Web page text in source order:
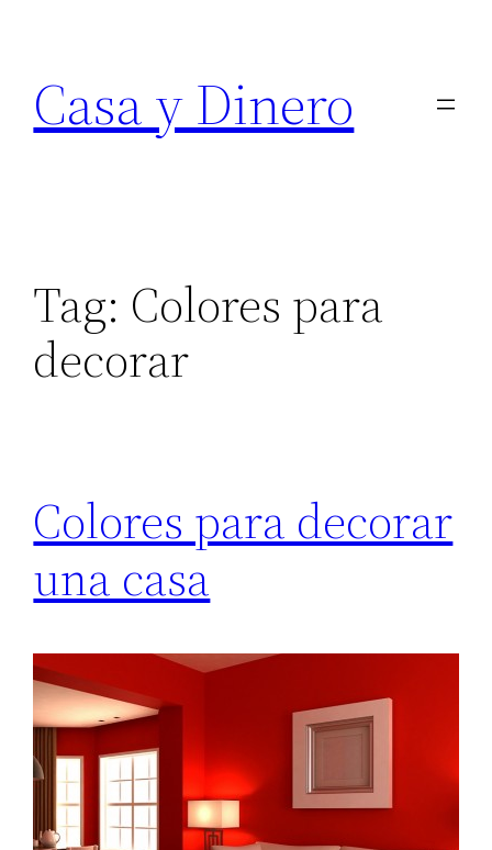
content
Casa y Dinero
Tag: Colores para
decorar
Colores para decorar
una casa